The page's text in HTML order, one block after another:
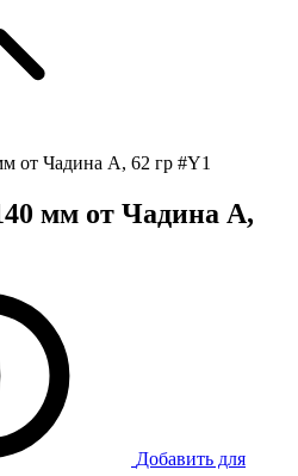
от Чадина А, 62 гр #Y1
мм от Чадина А,
Добавить для